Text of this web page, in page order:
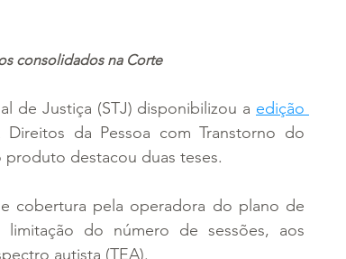
consolidados na Corte
de Justiça (STJ) disponibilizou a edição
da Pessoa com Transtorno do
destacou duas teses.
cobertura pela operadora do plano de
do número de sessões, aos
autista (TEA).